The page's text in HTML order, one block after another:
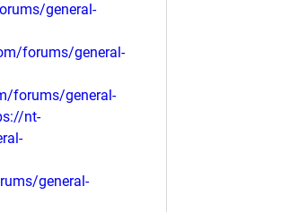
general-
forums/general-
forums/general-
nt-
general-